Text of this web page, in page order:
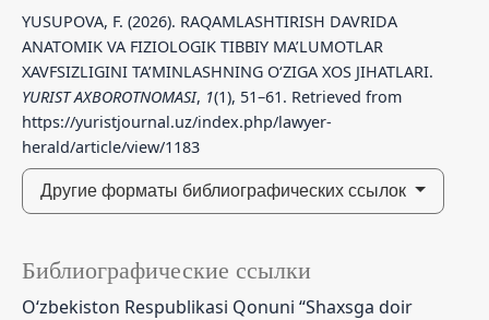
YUSUPOVA, F. (2026). RAQAMLASHTIRISH DAVRIDA
ANATOMIK VA FIZIOLOGIK TIBBIY MA’LUMOTLAR
XAVFSIZLIGINI TA’MINLASHNING O‘ZIGA XOS JIHATLARI.
YURIST AXBOROTNOMASI, 1(1), 51–61. Retrieved from
https://yuristjournal.uz/index.php/lawyer-
herald/article/view/1183
Другие форматы библиографических ссылок
Библиографические ссылки
O‘zbekiston Respublikasi Qonuni “Shaxsga doir